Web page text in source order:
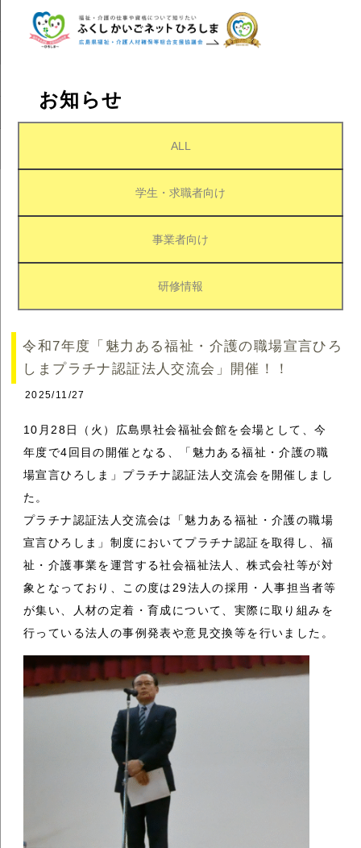
お知らせ
ALL
学生・求職者向け
事業者向け
研修情報
令和7年度「魅力ある福祉・介護の職場宣言ひろ
しまプラチナ認証法人交流会」開催！！
2025/11/27
10月28日（火）広島県社会福祉会館を会場として、今
年度で4回目の開催となる、「魅力ある福祉・介護の職
場宣言ひろしま」プラチナ認証法人交流会を開催しまし
た。
プラチナ認証法人交流会は「魅力ある福祉・介護の職場
宣言ひろしま」制度においてプラチナ認証を取得し、福
祉・介護事業を運営する社会福祉法人、株式会社等が対
象となっており、この度は29法人の採用・人事担当者等
が集い、人材の定着・育成について、実際に取り組みを
行っている法人の事例発表や意見交換等を行いました。